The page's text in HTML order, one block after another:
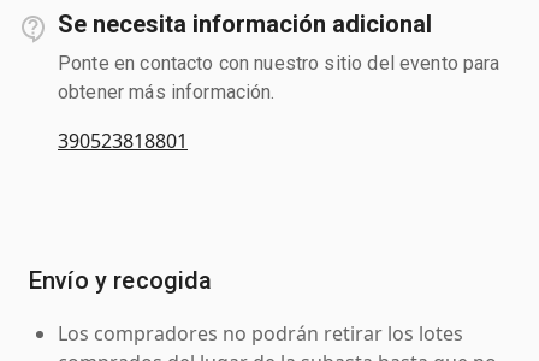
Se necesita información adicional
Ponte en contacto con nuestro sitio del evento para
obtener más información.
390523818801
Envío y recogida
Los compradores no podrán retirar los lotes